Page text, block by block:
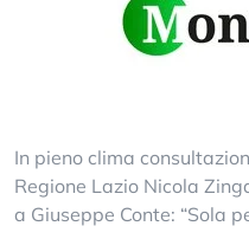
In pieno clima
Regione Lazio Nicola
a Giuseppe Conte: “Sola